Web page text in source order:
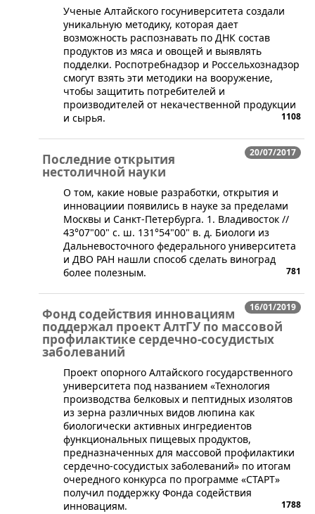
Ученые Алтайского госуниверситета создали
уникальную методику, которая дает
возможность распознавать по ДНК состав
продуктов из мяса и овощей и выявлять
подделки. Роспотребнадзор и Россельхознадзор
смогут взять эти методики на вооружение,
чтобы защитить потребителей и
производителей от некачественной продукции
и сырья.
1108
20/07/2017
Последние открытия
нестоличной науки
​​​О том, какие новые разработки, открытия и
инновациии появились в науке за пределами
Москвы и Санкт-Петербурга. 1. Владивосток //
43°07"00" с. ш. 131°54"00" в. д. Биологи из
Дальневосточного федерального университета
и ДВО РАН нашли способ сделать виноград
более полезным.
781
16/01/2019
Фонд содействия инновациям
поддержал проект АлтГУ по массовой
профилактике сердечно-сосудистых
заболеваний
​Проект опорного Алтайского государственного
университета под названием «Технология
производства белковых и пептидных изолятов
из зерна различных видов люпина как
биологически активных ингредиентов
функциональных пищевых продуктов,
предназначенных для массовой профилактики
сердечно-сосудистых заболеваний» по итогам
очередного конкурса по программе «СТАРТ»
получил поддержку Фонда содействия
инновациям.
1788